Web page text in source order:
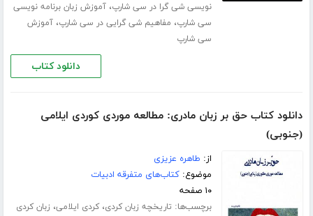
نویسی شی گرا در سی شارپ،آموزش زبان برنامه ­نویسی
سی شارپ، مفاهیم شی گرایی در سی شارپ،آموزش
سی شارپ
دانلود کتاب
دانلود کتاب حق بر زبان مادری: مطالعه موردی کوردی ایلامی
(جنوبی)
از: طاهره عزیزی
موضوع:کتاب‌های متفرقه ادبیات
۱۰ صفحه
برچسب‌ها: تاریخچه زبان کردی،کردی ایلامی، زبان کردی